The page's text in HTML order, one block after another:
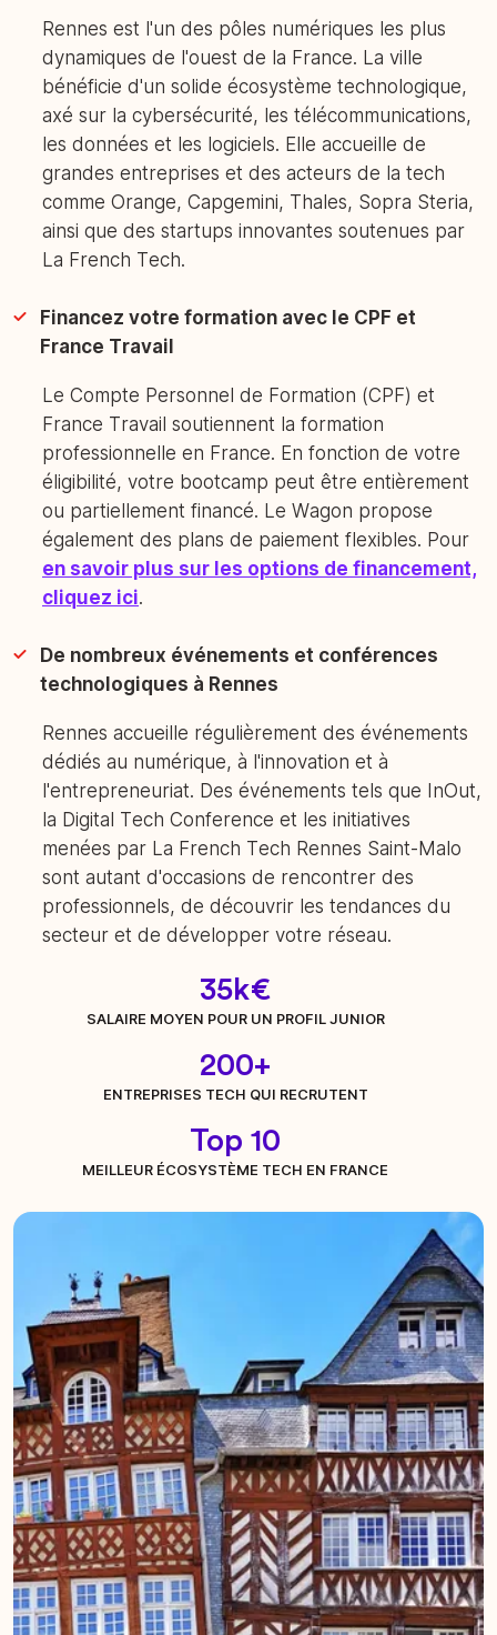
Rennes est l'un des pôles numériques les plus
dynamiques de l'ouest de la France. La ville
bénéficie d'un solide écosystème technologique,
axé sur la cybersécurité, les télécommunications,
les données et les logiciels. Elle accueille de
grandes entreprises et des acteurs de la tech
comme Orange, Capgemini, Thales, Sopra Steria,
ainsi que des startups innovantes soutenues par
La French Tech.
Financez votre formation avec le CPF et
France Travail
Le Compte Personnel de Formation (CPF) et
France Travail soutiennent la formation
professionnelle en France. En fonction de votre
éligibilité, votre bootcamp peut être entièrement
ou partiellement financé. Le Wagon propose
également des plans de paiement flexibles. Pour
en savoir plus sur les options de financement,
cliquez ici.
De nombreux événements et conférences
technologiques à Rennes
Rennes accueille régulièrement des événements
dédiés au numérique, à l'innovation et à
l'entrepreneuriat. Des événements tels que InOut,
la Digital Tech Conference et les initiatives
menées par La French Tech Rennes Saint-Malo
sont autant d'occasions de rencontrer des
professionnels, de découvrir les tendances du
secteur et de développer votre réseau.
35k€
SALAIRE MOYEN POUR UN PROFIL JUNIOR
200+
ENTREPRISES TECH QUI RECRUTENT
Top 10
MEILLEUR ÉCOSYSTÈME TECH EN FRANCE